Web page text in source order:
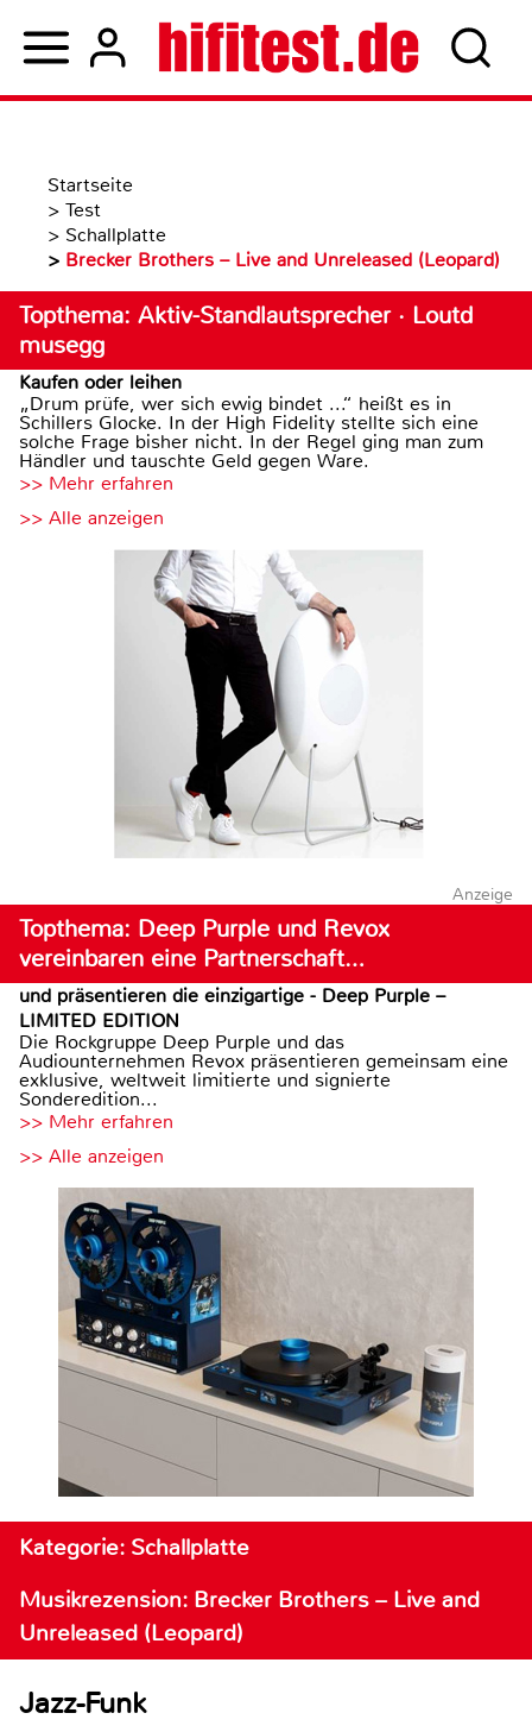
Startseite
> Test
> Schallplatte
> Brecker Brothers – Live and Unreleased (Leopard)
Topthema: Aktiv-Standlautsprecher · Loutd
musegg
Kaufen oder leihen
„Drum prüfe, wer sich ewig bindet ...“ heißt es in
Schillers Glocke. In der High Fidelity stellte sich eine
solche Frage bisher nicht. In der Regel ging man zum
Händler und tauschte Geld gegen Ware.
>> Mehr erfahren
>> Alle anzeigen
Anzeige
Topthema: Deep Purple und Revox
vereinbaren eine Partnerschaft…
und präsentieren die einzigartige - Deep Purple –
LIMITED EDITION
Die Rockgruppe Deep Purple und das
Audiounternehmen Revox präsentieren gemeinsam eine
exklusive, weltweit limitierte und signierte
Sonderedition...
>> Mehr erfahren
>> Alle anzeigen
Kategorie: Schallplatte
Musikrezension: Brecker Brothers – Live and
Unreleased (Leopard)
Jazz-Funk